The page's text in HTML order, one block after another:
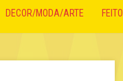
DECOR/MODA/ARTE